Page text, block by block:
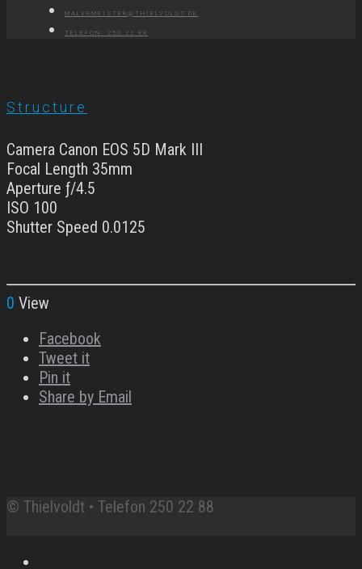
MALERMEISTER@THIELVOLDT.DE
TELEFON: 250 22 88
Structure
Camera Canon EOS 5D Mark III
Focal Length 35mm
Aperture ƒ/4.5
ISO 100
Shutter Speed 0.0125
0 View
Facebook
Tweet it
Pin it
Share by Email
© Thielvoldt • Telefon 250 22 88